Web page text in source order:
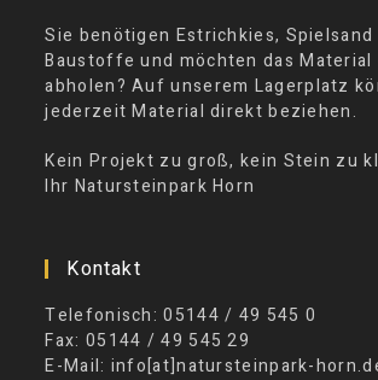
Sie benötigen Estrichkies, Spielsand
Baustoffe und möchten das Material
abholen? Auf unserem Lagerplatz
jederzeit Material direkt beziehen.
Kein Projekt zu groß, kein Stein zu
Ihr Natursteinpark Horn
Kontakt
Telefonisch: 05144 / 49 545 0
Fax: 05144 / 49 545 29
E-Mail: info[at]natursteinpark-